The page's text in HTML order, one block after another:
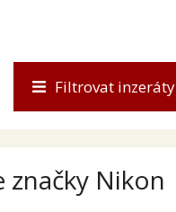
značky Nikon
Filtrovat inzeráty